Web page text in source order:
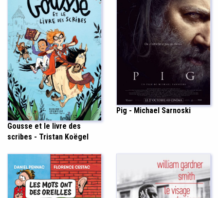
Gousse et le livre des
scribes - Tristan Koëgel
Pig - Michael Sarnoski